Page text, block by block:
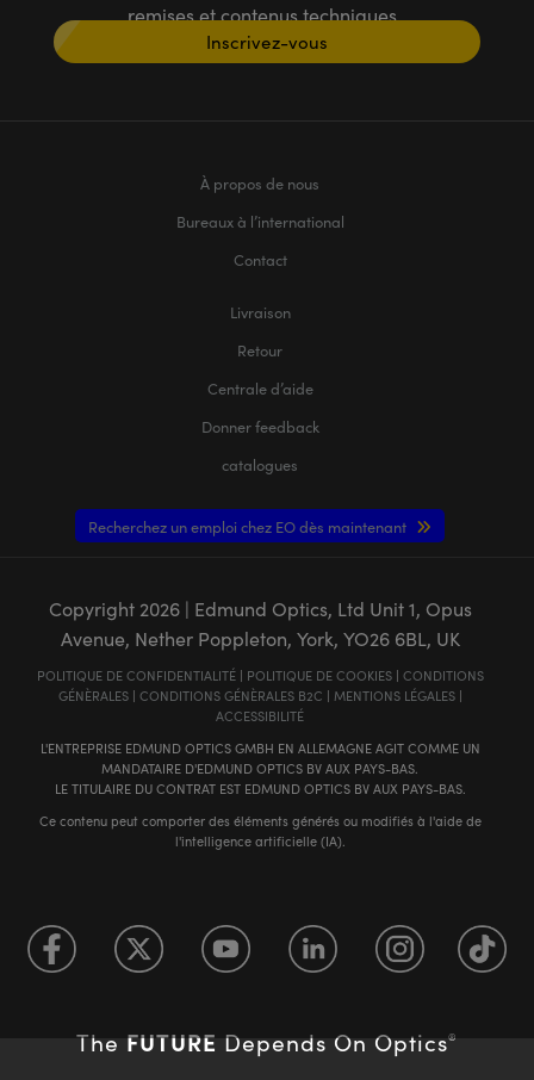
remises et contenus techniques
Inscrivez-vous
À propos de nous
Bureaux à l’international
Contact
Livraison
Retour
Centrale d’aide
Donner feedback
catalogues
Recherchez un emploi chez EO dès maintenant
Copyright 2026| Edmund Optics, Ltd Unit 1, Opus
Avenue, Nether Poppleton, York, YO26 6BL, UK
POLITIQUE DE CONFIDENTIALITÉ| POLITIQUE DE COOKIES| CONDITIONS
GÉNÈRALES| CONDITIONS GÉNÈRALES B2C | MENTIONS LÉGALES|
ACCESSIBILITÉ
L'ENTREPRISE EDMUND OPTICS GMBH EN ALLEMAGNE AGIT COMME UN
MANDATAIRE D'EDMUND OPTICS BV AUX PAYS-BAS.
LE TITULAIRE DU CONTRAT EST EDMUND OPTICS BV AUX PAYS-BAS.
Ce contenu peut comporter des éléments générés ou modifiés à l'aide de
l'intelligence artificielle (IA).
The FUTURE Depends On Optics®